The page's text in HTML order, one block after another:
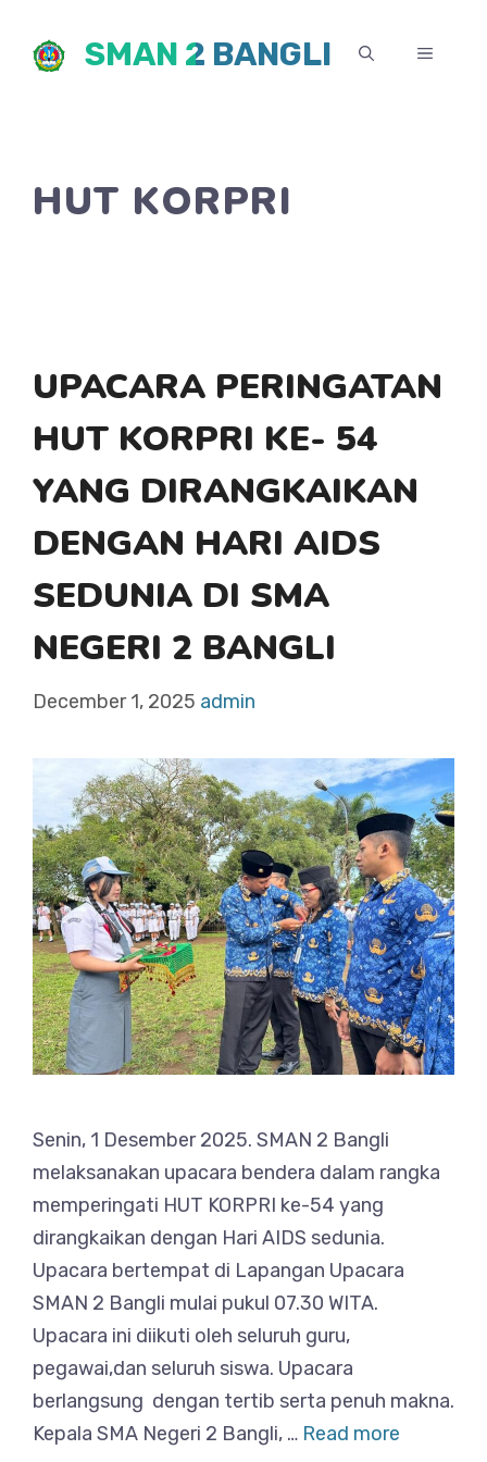
SMAN 2 BANGLI MENU
HUT KORPRI
UPACARA PERINGATAN
HUT KORPRI KE- 54
YANG DIRANGKAIKAN
DENGAN HARI AIDS
SEDUNIA DI SMA
NEGERI 2 BANGLI
December 1, 2025 admin
Senin, 1 Desember 2025. SMAN 2 Bangli
melaksanakan upacara bendera dalam rangka
memperingati HUT KORPRI ke-54 yang
dirangkaikan dengan Hari AIDS sedunia.
Upacara bertempat di Lapangan Upacara
SMAN 2 Bangli mulai pukul 07.30 WITA.
Upacara ini diikuti oleh seluruh guru,
pegawai,dan seluruh siswa. Upacara
berlangsung dengan tertib serta penuh makna.
Kepala SMA Negeri 2 Bangli, … Read more